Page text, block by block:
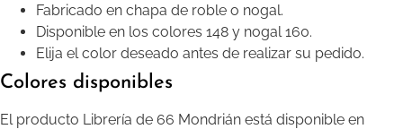
Fabricado en chapa de roble o nogal.
Disponible en los colores 148 y nogal 160.
Elija el color deseado antes de realizar su pedido.
Colores disponibles
El producto Librería de 66 Mondrián está disponible en